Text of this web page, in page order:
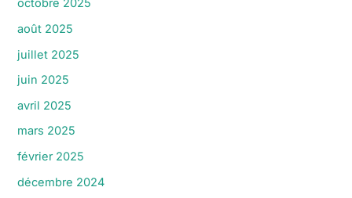
octobre 2025
août 2025
juillet 2025
juin 2025
avril 2025
mars 2025
février 2025
décembre 2024